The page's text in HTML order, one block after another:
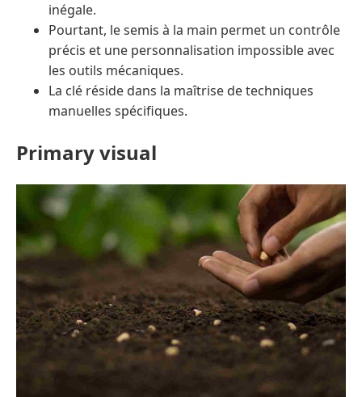
inégale.
Pourtant, le semis à la main permet un contrôle
précis et une personnalisation impossible avec
les outils mécaniques.
La clé réside dans la maîtrise de techniques
manuelles spécifiques.
Primary visual